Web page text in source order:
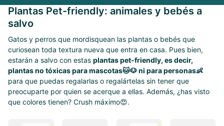
Plantas Pet-friendly: animales y bebés a
salvo
Gatos y perros que mordisquean las plantas o bebés que
curiosean toda textura nueva que entra en casa. Pues bien,
estarán a salvo con estas plantas pet-friendly, es decir,
plantas no tóxicas para mascotas🐱🐶 ni para personas👶
para que puedas regalarlas o regalártelas sin tener que
preocuparte por quien se acerque a ellas. Además, ¿has visto
que colores tienen? Crush máximo😍.